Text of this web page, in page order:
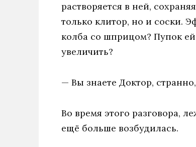
растворяется в ней,
только клитор, но и соски.
колба со шприцом? Пупок ей
увеличить?
— Вы знаете Доктор,
Во время этого разговора,
ещё больше возбудилась.